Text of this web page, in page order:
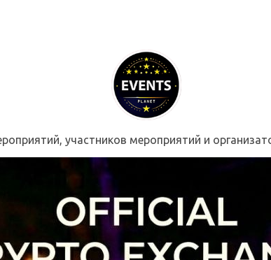
участников мероприятий и